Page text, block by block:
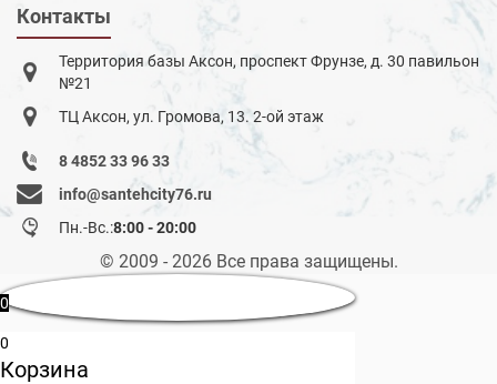
Контакты
Территория базы Аксон, проспект Фрунзе, д. 30 павильон
№21
ТЦ Аксон, ул. Громова, 13. 2-ой этаж
8 4852 33 96 33
info@santehcity76.ru
Пн.-Вс.:8:00 - 20:00
© 2009 - 2026 Все права защищены.
0
0
Корзина